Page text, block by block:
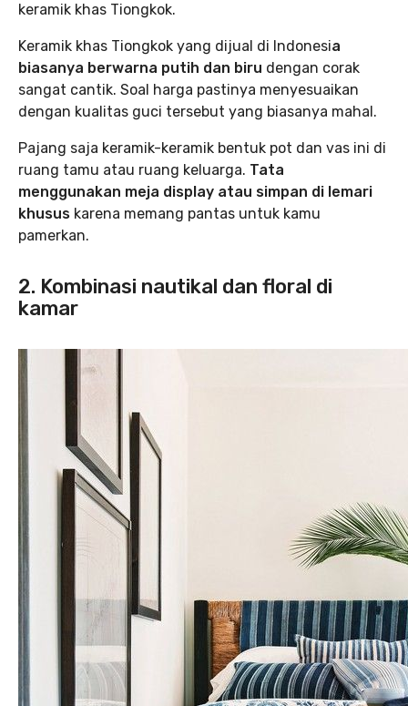
keramik khas Tiongkok.
Keramik khas Tiongkok yang dijual di Indonesia
biasanya berwarna putih dan biru dengan corak
sangat cantik. Soal harga pastinya menyesuaikan
dengan kualitas guci tersebut yang biasanya mahal.
Pajang saja keramik-keramik bentuk pot dan vas ini di
ruang tamu atau ruang keluarga. Tata
menggunakan meja display atau simpan di lemari
khusus karena memang pantas untuk kamu
pamerkan.
2. Kombinasi nautikal dan floral di
kamar